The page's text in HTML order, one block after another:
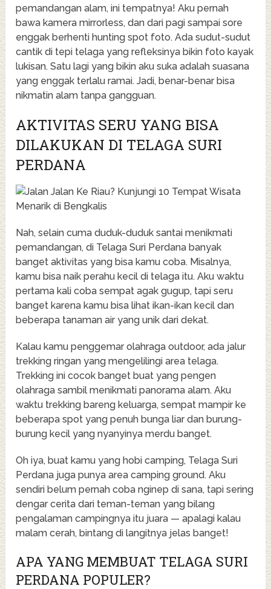
pemandangan alam, ini tempatnya! Aku pernah
bawa kamera mirrorless, dan dari pagi sampai sore
enggak berhenti hunting spot foto. Ada sudut-sudut
cantik di tepi telaga yang refleksinya bikin foto kayak
lukisan. Satu lagi yang bikin aku suka adalah suasana
yang enggak terlalu ramai. Jadi, benar-benar bisa
nikmatin alam tanpa gangguan.
AKTIVITAS SERU YANG BISA
DILAKUKAN DI TELAGA SURI
PERDANA
Nah, selain cuma duduk-duduk santai menikmati
pemandangan, di Telaga Suri Perdana banyak
banget aktivitas yang bisa kamu coba. Misalnya,
kamu bisa naik perahu kecil di telaga itu. Aku waktu
pertama kali coba sempat agak gugup, tapi seru
banget karena kamu bisa lihat ikan-ikan kecil dan
beberapa tanaman air yang unik dari dekat.
Kalau kamu penggemar olahraga outdoor, ada jalur
trekking ringan yang mengelilingi area telaga.
Trekking ini cocok banget buat yang pengen
olahraga sambil menikmati panorama alam. Aku
waktu trekking bareng keluarga, sempat mampir ke
beberapa spot yang penuh bunga liar dan burung-
burung kecil yang nyanyinya merdu banget.
Oh iya, buat kamu yang hobi camping, Telaga Suri
Perdana juga punya area camping ground. Aku
sendiri belum pernah coba nginep di sana, tapi sering
dengar cerita dari teman-teman yang bilang
pengalaman campingnya itu juara — apalagi kalau
malam cerah, bintang di langitnya jelas banget!
APA YANG MEMBUAT TELAGA SURI
PERDANA POPULER?